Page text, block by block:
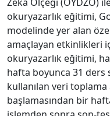
okuryazarlık eğitimi,
modelinde yer alan
amaçlayan etkinlikleri
okuryazarlık eğitimi,
hafta boyunca 31 ders
kullanılan veri toplama
başlamasından bir